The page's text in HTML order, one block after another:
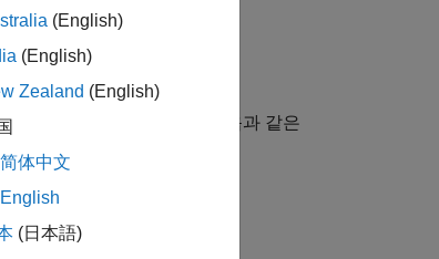
액세스할 수 있습니다. 다음과 같은
(English)
(English)
Zealand (English)
简体中文
English
(日本語)